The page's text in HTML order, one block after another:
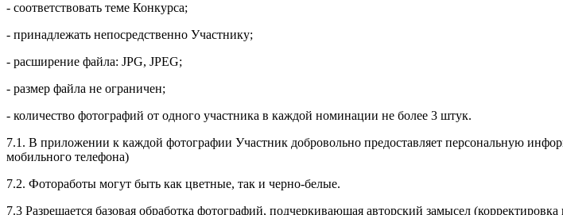
- соответствовать теме Конкурса;
- принадлежать непосредственно Участнику;
- расширение файла: JPG, JPEG;
- размер файла не ограничен;
- количество фотографий от одного участника в каждой номинации не более 3 штук.
7.1. В приложении к каждой фотографии Участник добровольно предоставляет персональную
мобильного телефона)
7.2. Фотоработы могут быть как цветные, так и черно-белые.
7.3 Разрешается базовая обработка фотографий, подчеркивающая авторский замысел